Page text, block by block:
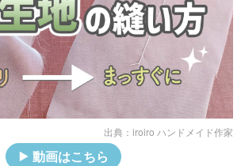
出典： iroiro ハンドメイド作家
動画はこちら